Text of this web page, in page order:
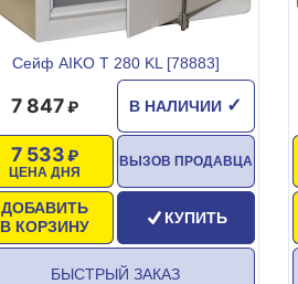
Сейф AIKO T 280 KL [78883]
В НАЛИЧИИ ✓
7 847
ЦЕНА ДНЯ
7 533
ДОБАВИТЬ
В КОРЗИНУ
ВЫЗОВ ПРОДАВЦА
КУПИТЬ
БЫСТРЫЙ ЗАКАЗ